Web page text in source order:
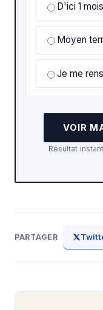
D'ici 1 mois
Moyen
Je me
VOIR
Résultat
PARTAGER